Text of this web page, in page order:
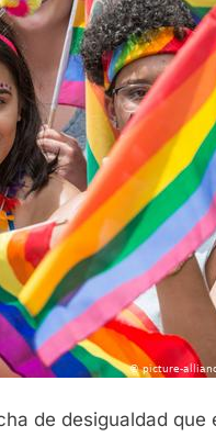
de desigualdad que